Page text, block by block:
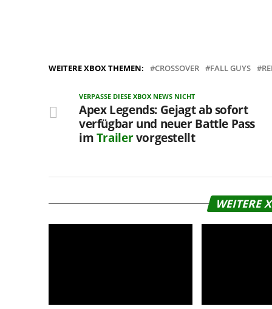
WEITERE XBOX THEMEN: CROSSOVER FALL GUYS
VERPASSE DIESE XBOX NEWS NICHT
Apex Legends: Gejagt ab sofort
verfügbar und neuer Battle Pass
imTrailervorgestellt
WEITERE